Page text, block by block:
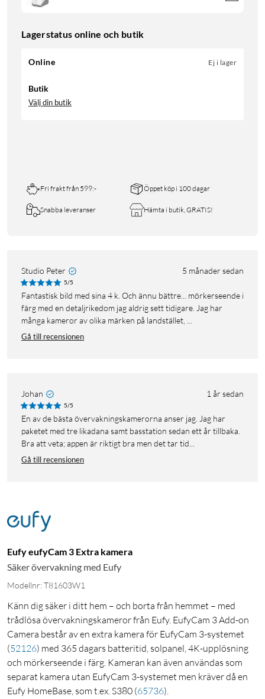
Lagerstatus online och butik
Online Ej i lager
Butik
Välj din butik
Fri frakt från 599:- Öppet köp i 100 dagar
Snabba leveranser Hämta i butik, GRATIS!
Studio Peter 5 månader sedan
5/5
Fantastisk bild med sina 4 k. Och ännu bättre... mörkerseende i
färg med en detaljrikedom jag aldrig sett tidigare. Jag har
många kameror av olika märken på landstället, ...
Gå till recensionen
Johan 1 år sedan
5/5
En av de bästa övervakningskamerorna anser jag. Jag har
paketet med tre likadana samt basstation sedan ett år tillbaka.
Bra att veta; appen är riktigt bra men det tar tid...
Gå till recensionen
Eufy eufyCam 3 Extra kamera
Säker övervakning med Eufy
Modellnr: T81603W1
Känn dig säker i ditt hem – och borta från hemmet – med
trådlösa övervakningskameror från Eufy. EufyCam 3 Add-on
Camera består av en extra kamera för EufyCam 3-systemet
(52126) med 365 dagars batteritid, solpanel, 4K-upplösning
och mörkerseende i färg. Kameran kan även användas som
separat kamera utan EufyCam 3-systemet men kräver då en
Eufy HomeBase, som t.ex. S380 (65736).